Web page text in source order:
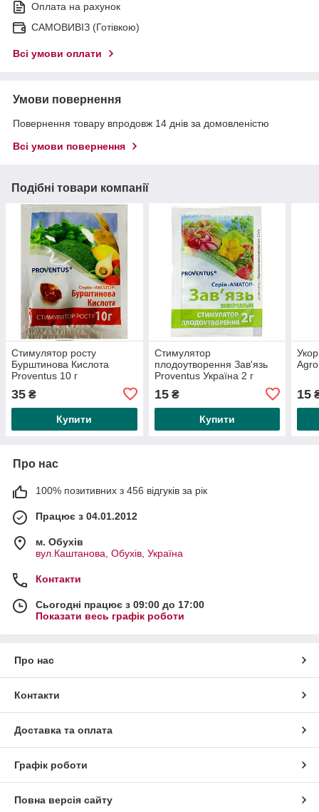
Оплата на рахунок
САМОВИВІЗ (Готівкою)
Всі умови оплати
Умови повернення
Повернення товару впродовж 14 днів за домовленістю
Всі умови повернення
Подібні товари компанії
Стимулятор росту
Бурштинова Кислота
Proventus 10 г
35 ₴
Купити
Стимулятор
плодоутворення Зав'язь
Proventus Україна 2 г
15₴
Купити
15
Про нас
100% позитивних з 456 відгуків за рік
Працює з 04.01.2012
м. Обухів
вул.Каштанова, Обухів, Україна
Контакти
Сьогодні працює з 09:00 до 17:00
Показати весь графік роботи
Про нас
Контакти
Доставка та оплата
Графік роботи
Повна версія сайту